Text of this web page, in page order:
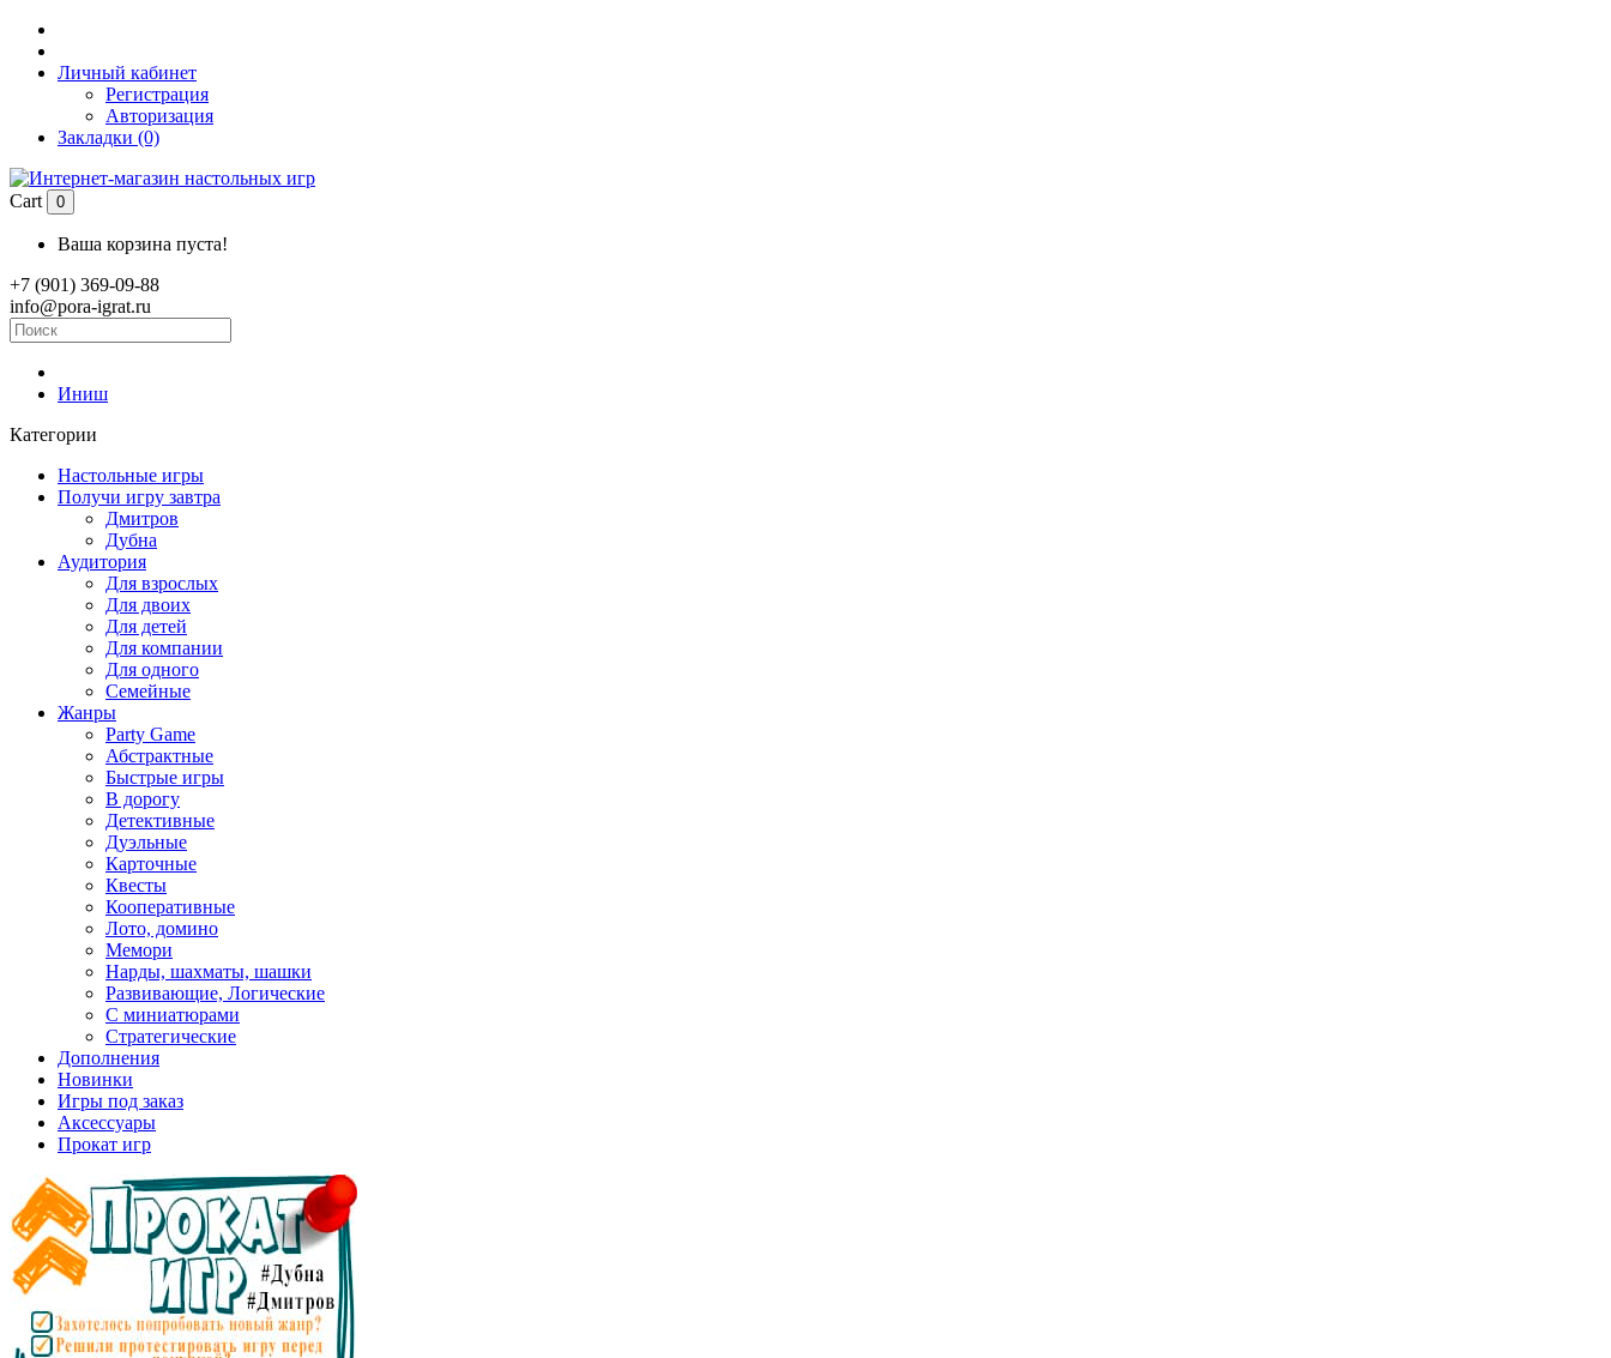
Личный кабинет
Регистрация
Авторизация
Закладки (0)
Cart 0
Ваша корзина пуста!
+7 (901) 369-09-88
info@pora-igrat.ru
Иниш
Категории
Настольные игры
Получи игру завтра
Дмитров
Дубна
Аудитория
Для взрослых
Для двоих
Для детей
Для компании
Для одного
Семейные
Жанры
Party Game
Абстрактные
Быстрые игры
В дорогу
Детективные
Дуэльные
Карточные
Квесты
Кооперативные
Лото, домино
Мемори
Нарды, шахматы, шашки
Развивающие, Логические
С миниатюрами
Стратегические
Дополнения
Новинки
Игры под заказ
Аксессуары
Прокат игр